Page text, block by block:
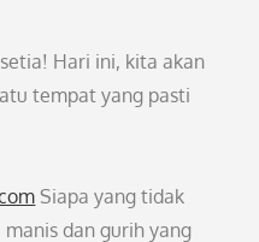
Hari ini, kita akan
tempat yang pasti
Siapa yang tidak
dan gurih yang